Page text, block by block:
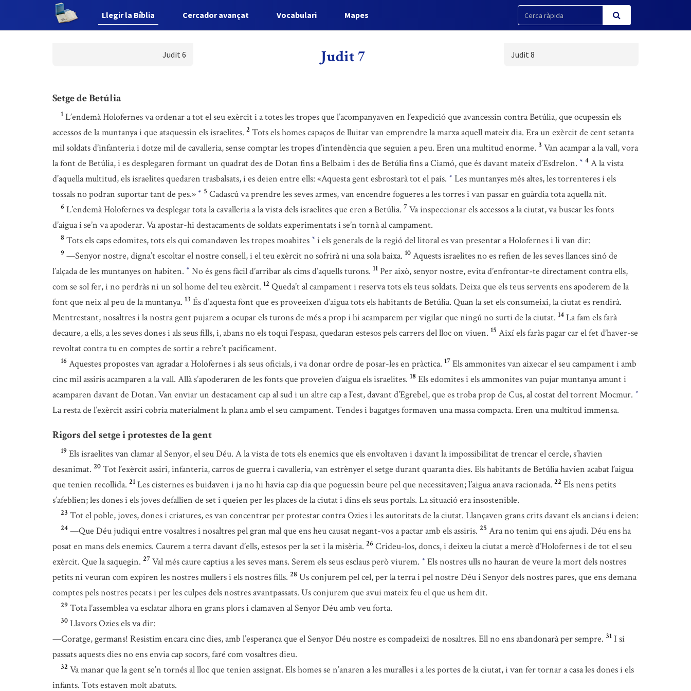
Llegir la Bíblia Cercador avançat Vocabulari Mapes
Judit 6 Judit 7 Judit 8
Setge de Betúlia
1 L’endemà Holofernes va ordenar a tot el seu exèrcit i a totes les tropes que l’acompanyaven en l’expedició que avancessin contra Betúlia, que ocupessin els
accessos de la muntanya i que ataquessin els israelites. 2 Tots els homes capaços de lluitar van emprendre la marxa aquell mateix dia. Era un exèrcit de cent setanta
mil soldats d’infanteria i dotze mil de cavalleria, sense comptar les tropes d’intendència que seguien a peu. Eren una multitud enorme. 3 Van acampar a la vall, vora
la font de Betúlia, i es desplegaren formant un quadrat des de Dotan fins a Belbaim i des de Betúlia fins a Ciamó, que és davant mateix d’Esdrelon. * 4 A la vista
d’aquella multitud, els israelites quedaren trasbalsats, i es deien entre ells: «Aquesta gent esbrostarà tot el país. * Les muntanyes més altes, les torrenteres i els
tossals no podran suportar tant de pes.» * 5 Cadascú va prendre les seves armes, van encendre fogueres a les torres i van passar en guàrdia tota aquella nit.
6 L’endemà Holofernes va desplegar tota la cavalleria a la vista dels israelites que eren a Betúlia. 7 Va inspeccionar els accessos a la ciutat, va buscar les fonts
d’aigua i se’n va apoderar. Va apostar-hi destacaments de soldats experimentats i se’n tornà al campament.
8 Tots els caps edomites, tots els qui comandaven les tropes moabites * i els generals de la regió del litoral es van presentar a Holofernes i li van dir:
9 —Senyor nostre, digna’t escoltar el nostre consell, i el teu exèrcit no sofrirà ni una sola baixa. 10 Aquests israelites no es refien de les seves llances sinó de
l’alçada de les muntanyes on habiten. * No és gens fàcil d’arribar als cims d’aquells turons. 11 Per això, senyor nostre, evita d’enfrontar-te directament contra ells,
com se sol fer, i no perdràs ni un sol home del teu exèrcit. 12 Queda’t al campament i reserva tots els teus soldats. Deixa que els teus servents ens apoderem de la
font que neix al peu de la muntanya. 13 És d’aquesta font que es proveeixen d’aigua tots els habitants de Betúlia. Quan la set els consumeixi, la ciutat es rendirà.
Mentrestant, nosaltres i la nostra gent pujarem a ocupar els turons de més a prop i hi acamparem per vigilar que ningú no surti de la ciutat. 14 La fam els farà
decaure, a ells, a les seves dones i als seus fills, i, abans no els toqui l’espasa, quedaran estesos pels carrers del lloc on viuen. 15 Així els faràs pagar car el fet d’haver-se
revoltat contra tu en comptes de sortir a rebre’t pacíficament.
16 Aquestes propostes van agradar a Holofernes i als seus oficials, i va donar ordre de posar-les en pràctica. 17 Els ammonites van aixecar el seu campament i amb
cinc mil assiris acamparen a la vall. Allà s’apoderaren de les fonts que proveïen d’aigua els israelites. 18 Els edomites i els ammonites van pujar muntanya amunt i
acamparen davant de Dotan. Van enviar un destacament cap al sud i un altre cap a l’est, davant d’Egrebel, que es troba prop de Cus, al costat del torrent Mocmur. *
La resta de l’exèrcit assiri cobria materialment la plana amb el seu campament. Tendes i bagatges formaven una massa compacta. Eren una multitud immensa.
Rigors del setge i protestes de la gent
19 Els israelites van clamar al Senyor, el seu Déu. A la vista de tots els enemics que els envoltaven i davant la impossibilitat de trencar el cercle, s’havien
desanimat. 20 Tot l’exèrcit assiri, infanteria, carros de guerra i cavalleria, van estrènyer el setge durant quaranta dies. Els habitants de Betúlia havien acabat l’aigua
que tenien recollida. 21 Les cisternes es buidaven i ja no hi havia cap dia que poguessin beure pel que necessitaven; l’aigua anava racionada. 22 Els nens petits
s’afeblien; les dones i els joves defallien de set i queien per les places de la ciutat i dins els seus portals. La situació era insostenible.
23 Tot el poble, joves, dones i criatures, es van concentrar per protestar contra Ozies i les autoritats de la ciutat. Llançaven grans crits davant els ancians i deien:
24 —Que Déu judiqui entre vosaltres i nosaltres pel gran mal que ens heu causat negant-vos a pactar amb els assiris. 25 Ara no tenim qui ens ajudi. Déu ens ha
posat en mans dels enemics. Caurem a terra davant d’ells, estesos per la set i la misèria. 26 Crideu-los, doncs, i deixeu la ciutat a mercè d’Holofernes i de tot el seu
exèrcit. Que la saquegin. 27 Val més caure captius a les seves mans. Serem els seus esclaus però viurem. * Els nostres ulls no hauran de veure la mort dels nostres
petits ni veuran com expiren les nostres mullers i els nostres fills. 28 Us conjurem pel cel, per la terra i pel nostre Déu i Senyor dels nostres pares, que ens demana
comptes pels nostres pecats i per les culpes dels nostres avantpassats. Us conjurem que avui mateix feu el que us hem dit.
29 Tota l’assemblea va esclatar alhora en grans plors i clamaven al Senyor Déu amb veu forta.
30 Llavors Ozies els va dir:
—Coratge, germans! Resistim encara cinc dies, amb l’esperança que el Senyor Déu nostre es compadeixi de nosaltres. Ell no ens abandonarà per sempre. 31 I si
passats aquests dies no ens envia cap socors, faré com vosaltres dieu.
32 Va manar que la gent se’n tornés al lloc que tenien assignat. Els homes se n’anaren a les muralles i a les portes de la ciutat, i van fer tornar a casa les dones i els
infants. Tots estaven molt abatuts.